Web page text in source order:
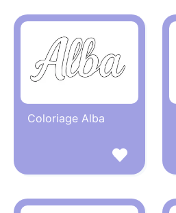
Coloriage Alba